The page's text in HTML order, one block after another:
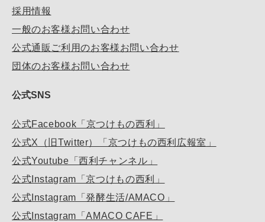
採用情報
一般のお客様お問い合わせ
公式通販ご利用のお客様お問い合わせ
団体のお客様お問い合わせ
公式SNS
公式Facebook「京つけもの西利」
公式X（旧Twitter）「京つけもの西利広報室」
公式Youtube「西利チャンネル」
公式Instagram「京つけもの西利」
公式Instagram「発酵生活/AMACO」
公式Instagram「AMACO CAFE」